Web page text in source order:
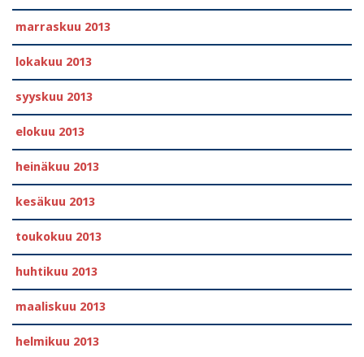
marraskuu 2013
lokakuu 2013
syyskuu 2013
elokuu 2013
heinäkuu 2013
kesäkuu 2013
toukokuu 2013
huhtikuu 2013
maaliskuu 2013
helmikuu 2013